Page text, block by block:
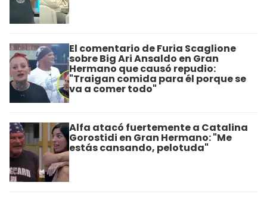
El comentario de Furia Scaglione
sobre Big Ari Ansaldo en Gran
Hermano que causó repudio:
"Traigan comida para él porque se
va a comer todo"
Alfa atacó fuertemente a Catalina
Gorostidi en Gran Hermano: "Me
estás cansando, pelotuda"